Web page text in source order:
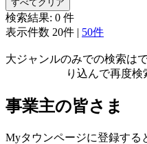
すべてクリア
検索結果: 0 件
表示件数 20件 | 50件
大ジャンルのみでの検索は
り込んで再度
事業主の皆さま
Myタウンページに登録する